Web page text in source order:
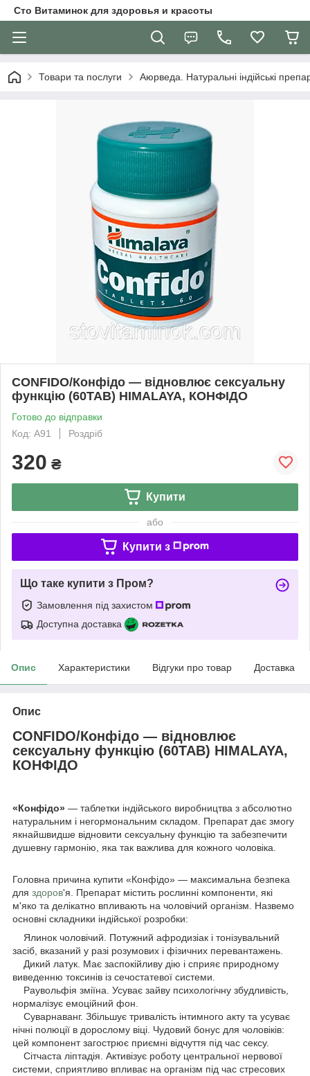
Сто Витаминок для здоровья и красоты
Товари та послуги Аюрведа. Натуральні індійські
CONFIDO/Конфідо — відновлює сексуальну
функцію (60TAB) HIMALAYA, КОНФІДО
Готово до відправки
Код: А91
Роздріб
320 ₴
Купити
або
Купити з
Що таке купити з Пром?
Замовлення під захистом
Доступна доставка
Опис Характеристики Відгуки про товар Доставка
Опис
CONFIDO/Конфідо — відновлює
сексуальну функцію (60TAB) HIMALAYA,
КОНФІДО
«Конфідо» — таблетки індійського виробництва з абсолютно
натуральним і негормональним складом. Препарат дає змогу
якнайшвидше відновити сексуальну функцію та забезпечити
душевну гармонію, яка так важлива для кожного чоловіка.
Головна причина купити «Конфідо» — максимальна безпека
для здоров'я. Препарат містить рослинні компоненти, які
м'яко та делікатно впливають на чоловічий організм. Назвемо
основні складники індійської розробки:
Ялинок чоловічий. Потужний афродизіак і тонізувальний
засіб, вказаний у разі розумових і фізичних перевантажень.
Дикий латук. Має заспокійливу дію і сприяє природному
виведенню токсинів із сечостатевої системи.
Раувольфія зміїна. Усуває зайву психологічну збудливість,
нормалізує емоційний фон.
Суварнаванг. Збільшує тривалість інтимного акту та усуває
нічні полюції в дорослому віці. Чудовий бонус для чоловіків:
цей компонент загострює приємні відчуття під час сексу.
Сітчаста ліптадія. Активізує роботу центральної нервової
системи, сприятливо впливає на організм під час стресових